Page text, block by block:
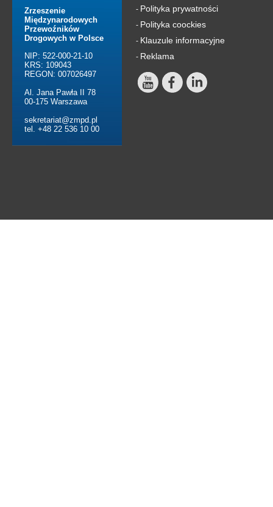
Zrzeszenie
Międzynarodowych
Przewoźników
Drogowych w Polsce
NIP: 522-000-21-10
KRS: 109043
REGON: 007026497
Al. Jana Pawła II 78
00-175 Warszawa
sekretariat@zmpd.pl
tel. +48 22 536 10 00
- Polityka prywatności
- Polityka coockies
- Klauzule informacyjne
- Reklama